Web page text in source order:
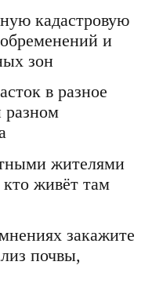
кадастровую
и
зон
в разное
разном
жителями
живёт там
закажите
почвы,